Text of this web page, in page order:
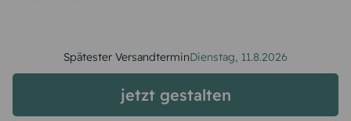
Spätester VersandterminDienstag, 11.8.2026
jetzt gestalten